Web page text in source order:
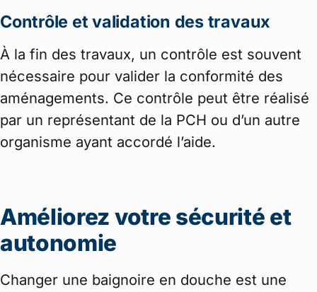
Contrôle et validation des travaux
À la fin des travaux, un contrôle est souvent
nécessaire pour valider la conformité des
aménagements. Ce contrôle peut être réalisé
par un représentant de la PCH ou d’un autre
organisme ayant accordé l’aide.
Améliorez votre sécurité et
autonomie
Changer une baignoire en douche est une